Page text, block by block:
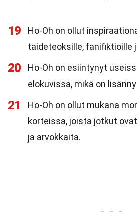
19
Ho-Oh on ollut
taideteoksille, fanifiktioille
20
Ho-Oh on esiintynyt
elokuvissa, mikä on
21
Ho-Oh on ollut mukana
korteissa, joista jotkut
ja arvokkaita.